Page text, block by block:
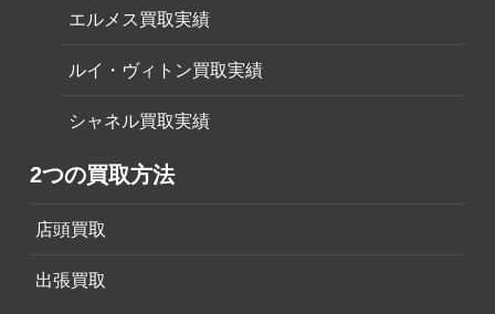
エルメス買取実績
ルイ・ヴィトン買取実績
シャネル買取実績
2つの買取方法
店頭買取
出張買取